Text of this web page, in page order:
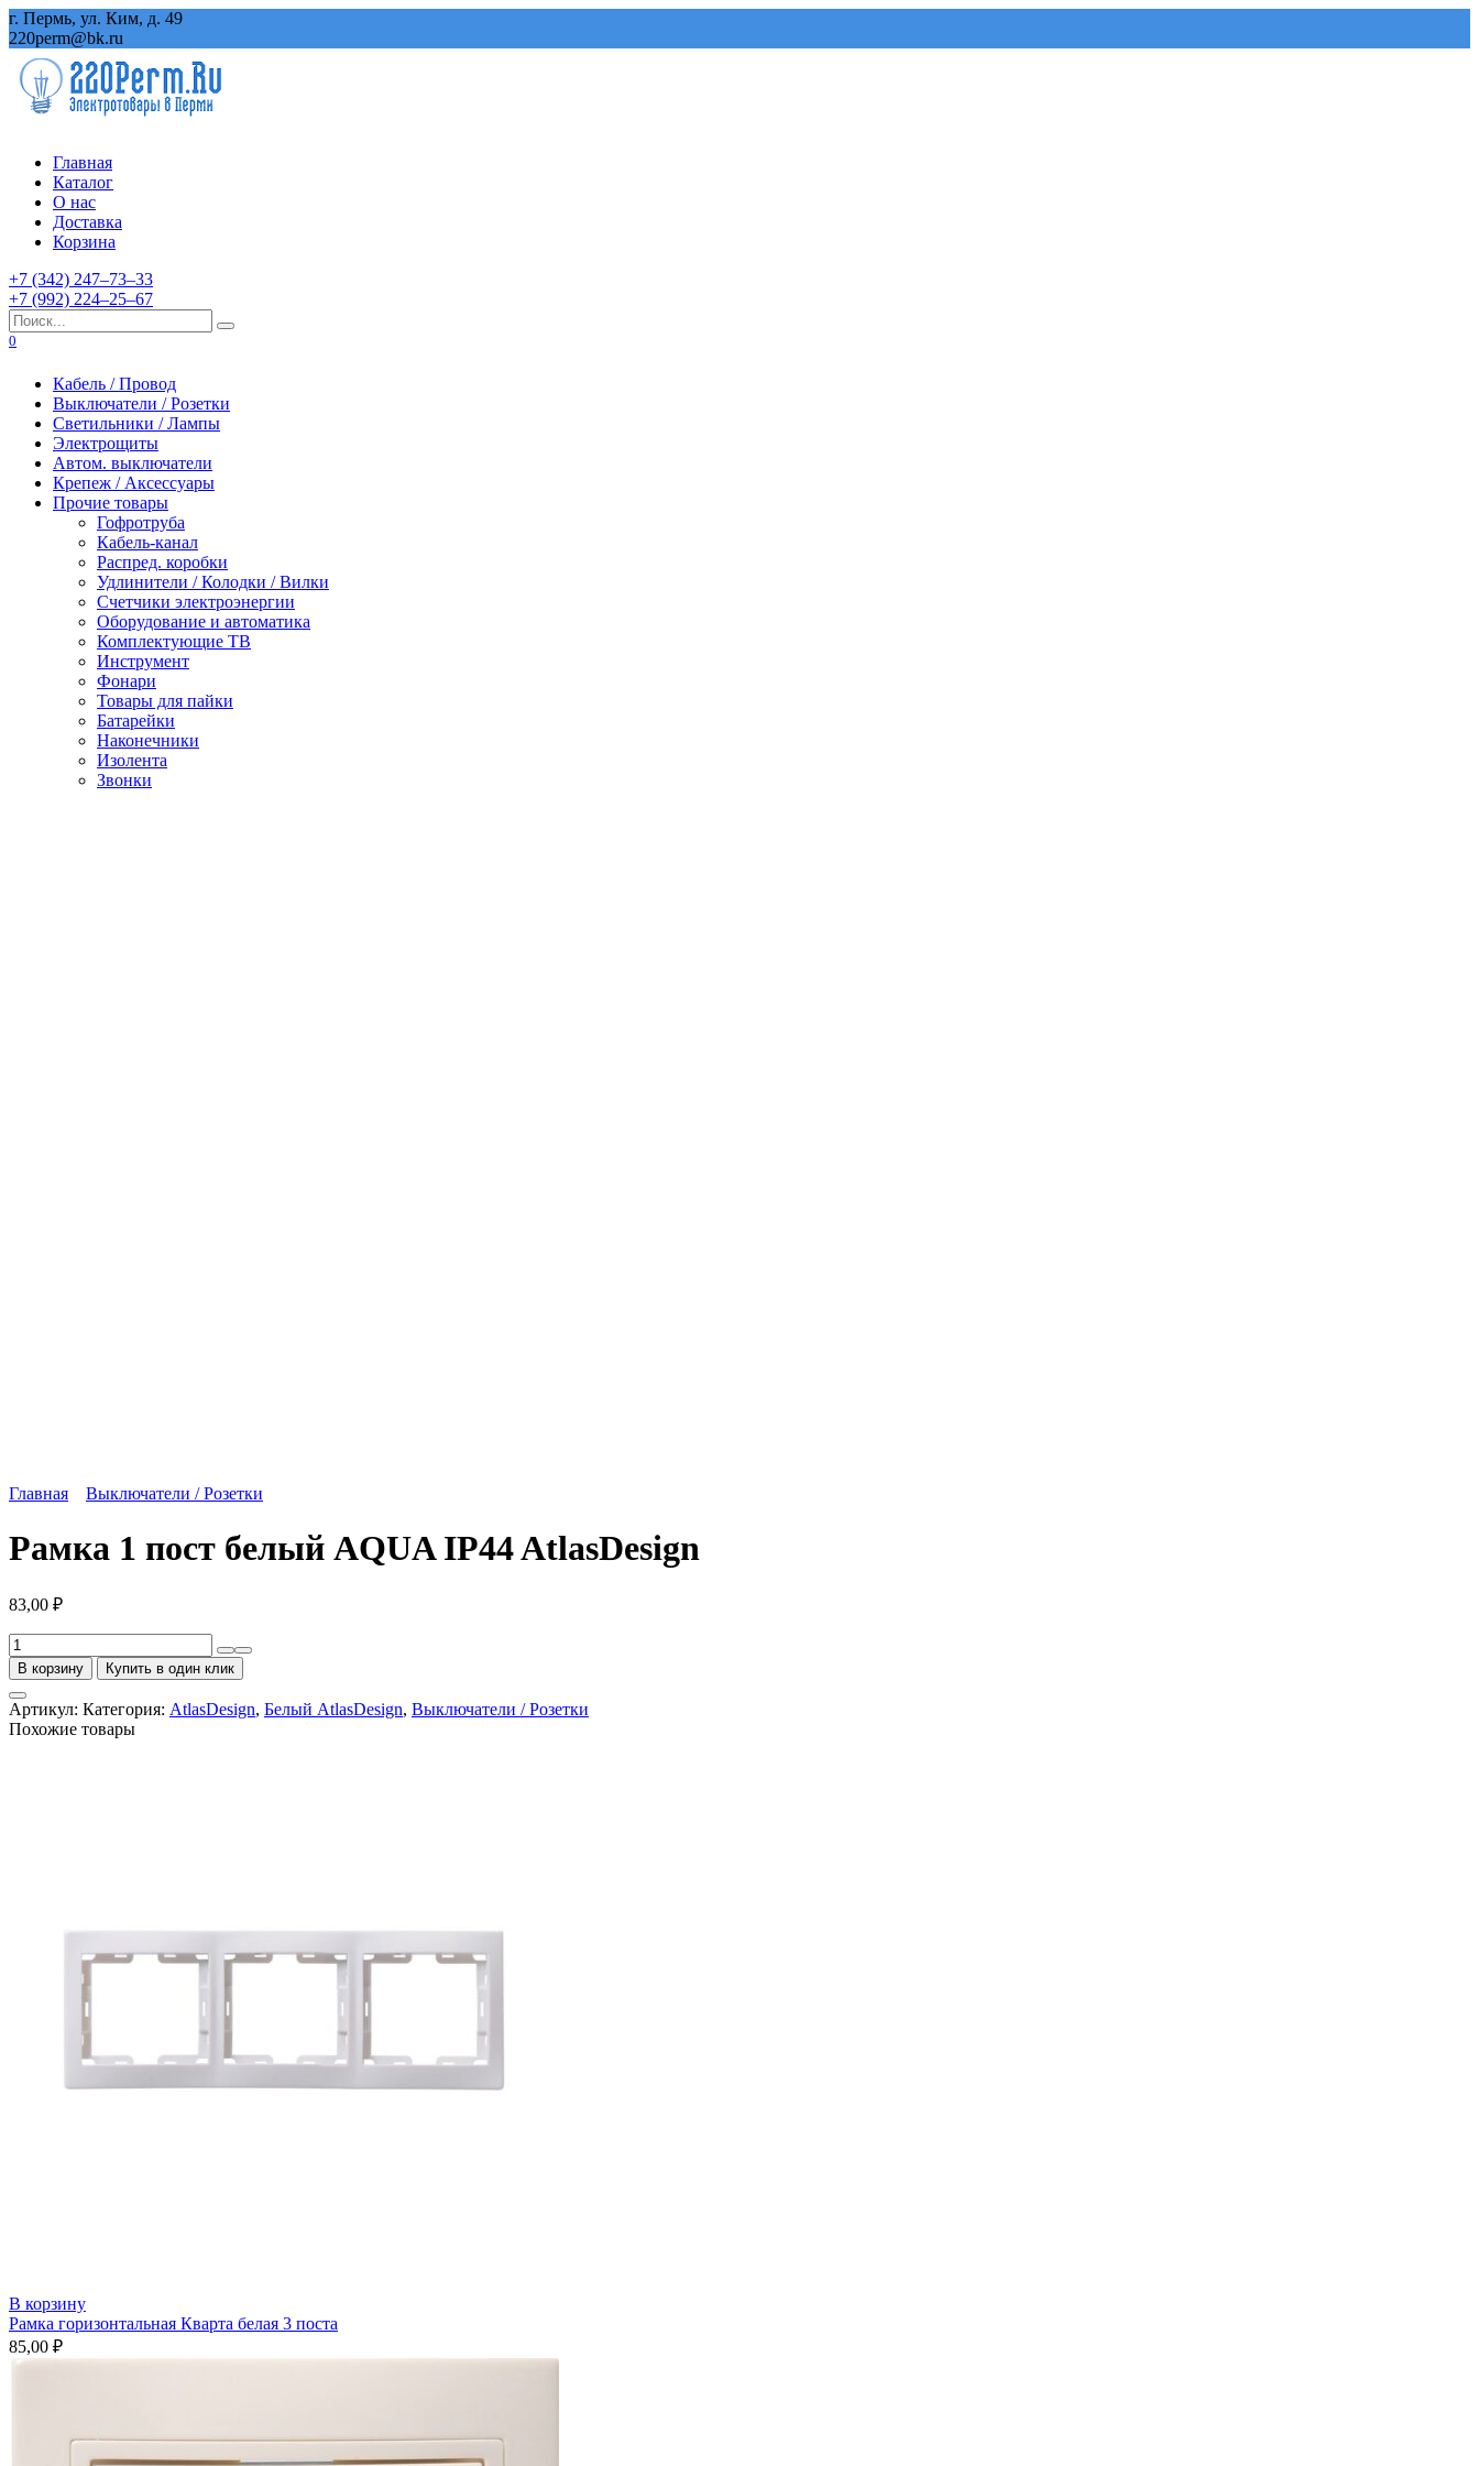
Перейти
к
содержанию
г. Пермь, ул. Ким, д. 49
220perm@bk.ru
Главная
Каталог
О нас
Доставка
Корзина
+7 (342) 247‒73‒33
+7 (992) 224‒25‒67
Search
for:
0
Кабель / Провод
Выключатели / Розетки
Светильники / Лампы
Электрощиты
Автом. выключатели
Крепеж / Аксессуары
Прочие товары
Гофротруба
Кабель-канал
Распред. коробки
Удлинители / Колодки / Вилки
Счетчики электроэнергии
Оборудование и автоматика
Комплектующие ТВ
Инструмент
Фонари
Товары для пайки
Батарейки
Наконечники
Изолента
Звонки
Главная Выключатели / Розетки
Рамка 1 пост белый AQUA IP44 AtlasDesign
83,00 ₽
Количество
товара
Рамка
1
пост
белый
В корзину Купить в один клик
Артикул: Категория: AtlasDesign, Белый AtlasDesign, Выключатели / Розетки
Похожие товары
В корзину
Рамка горизонтальная Кварта белая 3 поста
85,00 ₽